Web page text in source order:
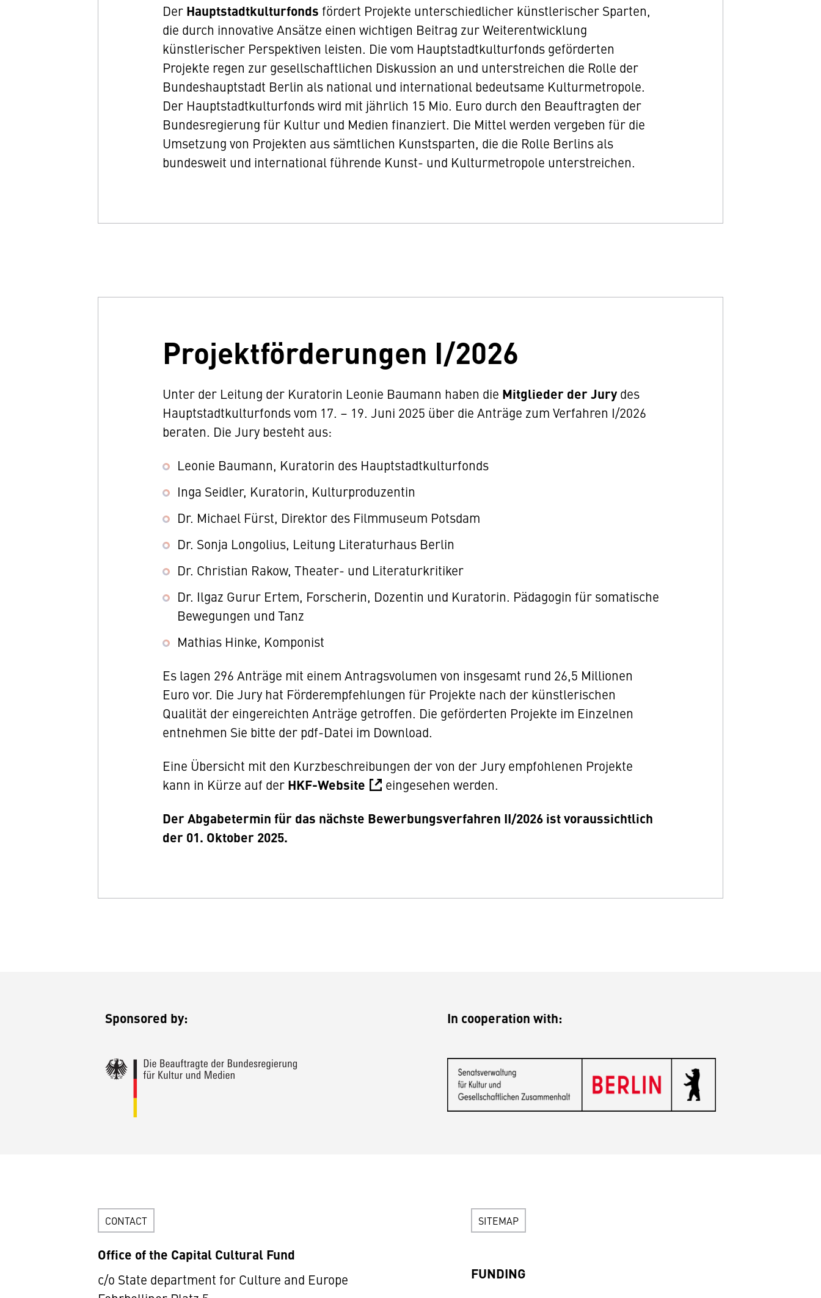
Der Hauptstadtkulturfonds fördert Projekte unterschiedlicher künstlerischer Sparten,
die durch innovative Ansätze einen wichtigen Beitrag zur Weiterentwicklung
künstlerischer Perspektiven leisten. Die vom Hauptstadtkulturfonds geförderten
Projekte regen zur gesellschaftlichen Diskussion an und unterstreichen die Rolle der
Bundeshauptstadt Berlin als national und international bedeutsame Kulturmetropole.
Der Hauptstadtkulturfonds wird mit jährlich 15 Mio. Euro durch den Beauftragten der
Bundesregierung für Kultur und Medien finanziert. Die Mittel werden vergeben für die
Umsetzung von Projekten aus sämtlichen Kunstsparten, die die Rolle Berlins als
bundesweit und international führende Kunst- und Kulturmetropole unterstreichen.
Projektförderungen I/2026
Unter der Leitung der Kuratorin Leonie Baumann haben die Mitglieder der Jury des
Hauptstadtkulturfonds vom 17. – 19. Juni 2025 über die Anträge zum Verfahren I/2026
beraten. Die Jury besteht aus:
Leonie Baumann, Kuratorin des Hauptstadtkulturfonds
Inga Seidler, Kuratorin, Kulturproduzentin
Dr. Michael Fürst, Direktor des Filmmuseum Potsdam
Dr. Sonja Longolius, Leitung Literaturhaus Berlin
Dr. Christian Rakow, Theater- und Literaturkritiker
Dr. Ilgaz Gurur Ertem, Forscherin, Dozentin und Kuratorin. Pädagogin für somatische
Bewegungen und Tanz
Mathias Hinke, Komponist
Es lagen 296 Anträge mit einem Antragsvolumen von insgesamt rund 26,5 Millionen
Euro vor. Die Jury hat Förderempfehlungen für Projekte nach der künstlerischen
Qualität der eingereichten Anträge getroffen. Die geförderten Projekte im Einzelnen
entnehmen Sie bitte der pdf-Datei im Download.
Eine Übersicht mit den Kurzbeschreibungen der von der Jury empfohlenen Projekte
kann in Kürze auf der HKF-Website
eingesehen werden.
Der Abgabetermin für das nächste Bewerbungsverfahren II/2026 ist voraussichtlich
der 01. Oktober 2025.
Sponsored by: In cooperation with:
CONTACT
Office of the Capital Cultural Fund
c/o State department for Culture and Europe
SITEMAP
FUNDING